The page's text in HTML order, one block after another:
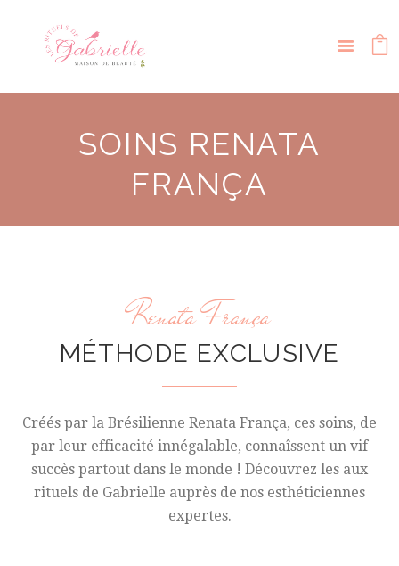
SOINS RENATA
FRANÇA
Renata França
MÉTHODE EXCLUSIVE
Créés par la Brésilienne Renata França, ces soins, de
par leur efficacité innégalable, connaîssent un vif
succès partout dans le monde ! Découvrez les aux
rituels de Gabrielle auprès de nos esthéticiennes
expertes.